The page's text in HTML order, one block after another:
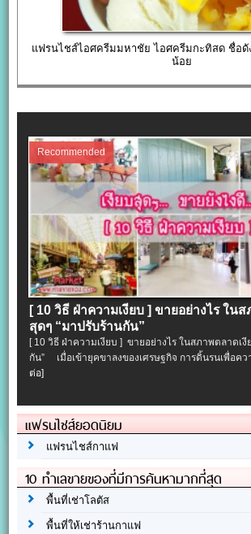
แฟรนไชส์ไอศครีมมหาชัย ไอศครีมกะทิสด ชื่อดั
น้อย
Recommended
[ 10 วิธี ฝ่าความเงียบ ] ขายอย่างไร ใน
สุดๆ “มาปรับร้านกัน”
[ 10 วิธี ฝ่าความเงียบ ] ขายอย่างไร ในสภาพตลาดเ
กัน” เมื่อเข้ายุคขาลงของเศรษฐกิจ การดิ้นรนเพื่อค
ต่อ]
แฟรนไชส์ยอดนิยม
แฟรนไชส์กาแฟ
10 ทำเลขายของที่มีการค้นหามากที่สุด
พื้นที่เช่าโลตัส
พื้นที่ให้เช่าร้านกาแฟ